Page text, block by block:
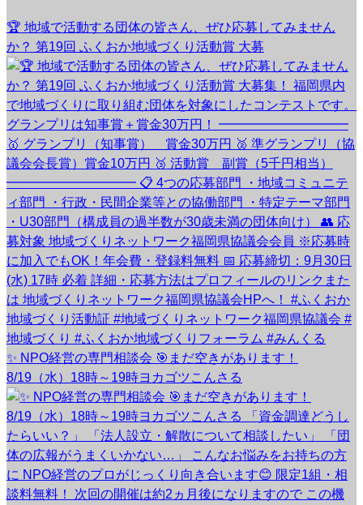
🏆 地域で活動する団体の皆さん、ぜひ応募してみません
か？ 第19回 ふくおか地域づくり活動賞 大募
✨ NPO経営の専門相談会 🎯まだ空きがあります！
8/19（水）18時～19時ヨカゴツこんさる